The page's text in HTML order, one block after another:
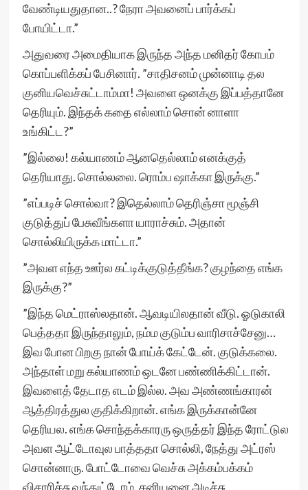
வேண்டியதுதான..? நேரா அவனைப் பார்க்கப்
போயிட்டா.”
அதுவரை அமைதியாக இருந்த அந்த மனிதர் கோபம்
கொப்பளிக்கப் பேசினார். ”சாதிசனம் முன்னாடி தல
குனியவெச்சுட்டாம்மா! அவளை ஒனக்கு இப்பத்தானே
தெரியும். இந்தக் கதை எல்லாம் சொன் னாளா
உங்கிட்ட?”
”இல்லை! கல்யாணம் ஆனதெல்லாம் எனக்குத்
தெரியாது. சொல்லலை. ரொம்ப ஷாக்கா இருக்கு.”
”எப்படிச் சொல்வா? இதெல்லாம் தெரிஞ்சா மூஞ்சி
குடுத்துப் பேசுவீங்களா யாராச்சும். அதான்
சொல்லியிருக்க மாட்டா.”
”அவள எந்த ஊர்ல கட்டிக்குடுத்தீங்க? குழந்தை எங்க
இருக்கு?”
”இந்த மெட்ராஸ்லதான். ஆவடியிலதான் வீடு. ஓடுகாலி
பெத்ததா இருந்தாலும், நம்ம குடும்ப வாரிசாச்சேனு…
இவ போன பிறகு நான் போய்க் கேட்டேன். குடுக்கலை.
அந்தாள் மறு கல்யாணம் ஒடனே பண்ணிக்கிட்டான்.
இவளைத் தேடாத எடம் இல்ல. அவ அண்ணங்காரன்
ஆத்திரத்துல குதிக்கிறான். எங்க இருக்கான்னே
தெரியல. எங்க சொந்தக்காரரு ஒருத்தர் இந்த ரோட்டுல
அவள ஆட்டோவுல பாத்ததா சொல்லி, நேத்து அட்ரஸ்
சொன்னாரு. போட்டோவை வெச்சு அக்கம்பக்கம்
விசாரிச்சு வந்துட்டோம். சனியனை அடிச்சு